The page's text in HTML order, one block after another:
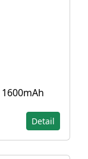
Detail